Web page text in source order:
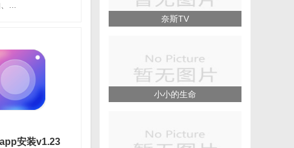
...
平台：安卓
语言：简体中文
查看详情
安装v1.23
奈斯TV
小小的生命